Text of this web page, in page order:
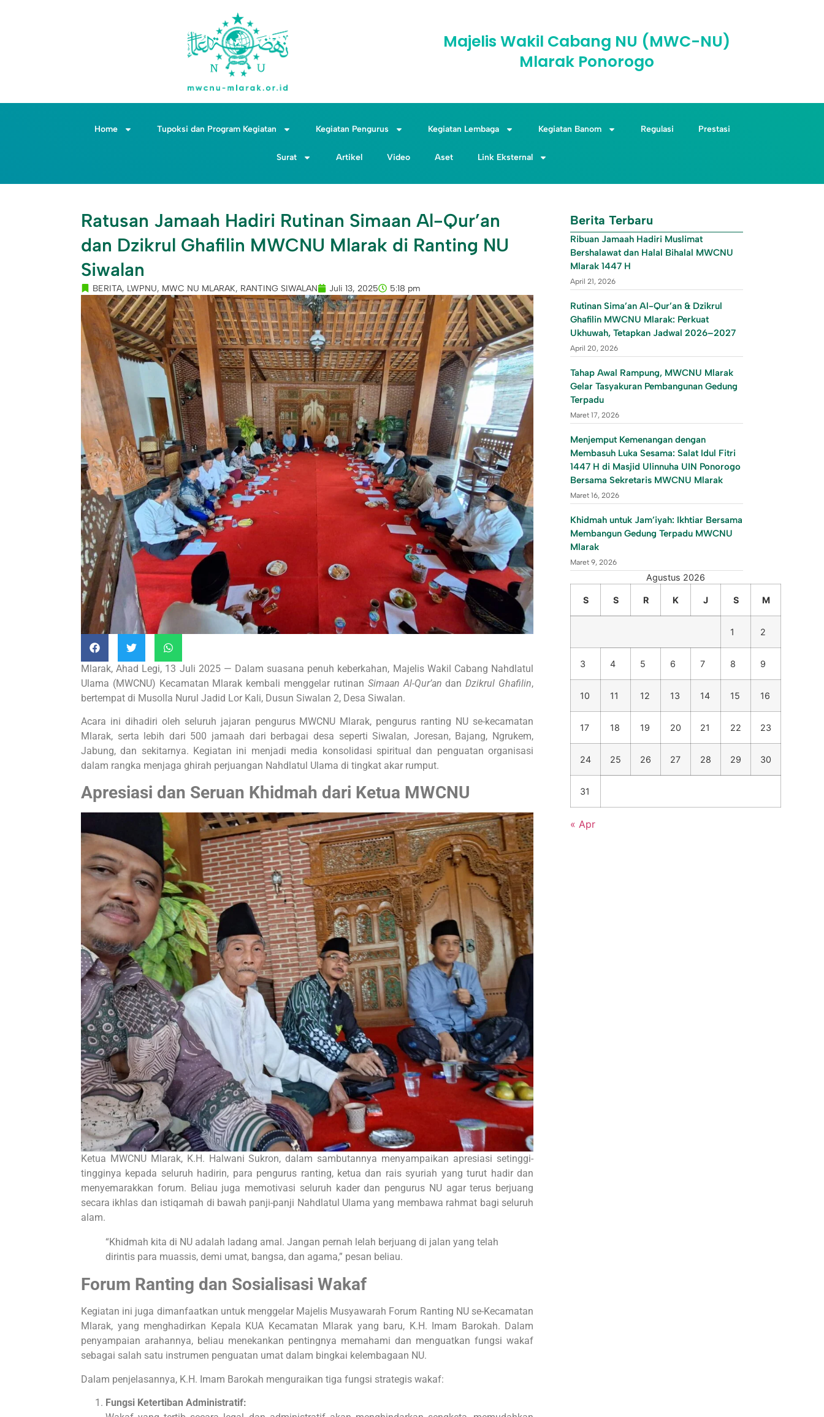
Majelis Wakil Cabang NU (MWC-NU)
Mlarak Ponorogo
Home Tupoksi dan Program Kegiatan Kegiatan Pengurus Kegiatan Lembaga Kegiatan Banom Regulasi Prestasi
Surat Artikel Video Aset Link Eksternal
Ratusan Jamaah Hadiri Rutinan Simaan Al-Qur’an
dan Dzikrul Ghafilin MWCNU Mlarak di Ranting NU
Siwalan
BERITA, LWPNU, MWC NU MLARAK, RANTING SIWALAN Juli 13, 2025 5:18 pm
Mlarak, Ahad Legi, 13 Juli 2025 — Dalam suasana penuh keberkahan, Majelis Wakil Cabang Nahdlatul
Ulama (MWCNU) Kecamatan Mlarak kembali menggelar rutinan Simaan Al-Qur’an danDzikrul Ghafilin,
bertempat di Musolla Nurul Jadid Lor Kali, Dusun Siwalan 2, Desa Siwalan.
Acara ini dihadiri oleh seluruh jajaran pengurus MWCNU Mlarak, pengurus ranting NU se-kecamatan
Mlarak, serta lebih dari 500 jamaah dari berbagai desa seperti Siwalan, Joresan, Bajang, Ngrukem,
Jabung, dan sekitarnya. Kegiatan ini menjadi media konsolidasi spiritual dan penguatan organisasi
dalam rangka menjaga ghirah perjuangan Nahdlatul Ulama di tingkat akar rumput.
Apresiasi dan Seruan Khidmah dari Ketua MWCNU
Ketua MWCNU Mlarak, K.H. Halwani Sukron, dalam sambutannya menyampaikan apresiasi setinggi-
tingginya kepada seluruh hadirin, para pengurus ranting, ketua dan rais syuriah yang turut hadir dan
menyemarakkan forum. Beliau juga memotivasi seluruh kader dan pengurus NU agar terus berjuang
secara ikhlas dan istiqamah di bawah panji-panji Nahdlatul Ulama yang membawa rahmat bagi seluruh
alam.
“Khidmah kita di NU adalah ladang amal. Jangan pernah lelah berjuang di jalan yang telah
dirintis para muassis, demi umat, bangsa, dan agama,” pesan beliau.
Forum Ranting dan Sosialisasi Wakaf
Kegiatan ini juga dimanfaatkan untuk menggelar Majelis Musyawarah Forum Ranting NU se-Kecamatan
Mlarak, yang menghadirkan Kepala KUA Kecamatan Mlarak yang baru, K.H. Imam Barokah. Dalam
penyampaian arahannya, beliau menekankan pentingnya memahami dan menguatkan fungsi wakaf
sebagai salah satu instrumen penguatan umat dalam bingkai kelembagaan NU.
Dalam penjelasannya, K.H. Imam Barokah menguraikan tiga fungsi strategis wakaf:
Fungsi Ketertiban Administratif:
Berita Terbaru
Ribuan Jamaah Hadiri Muslimat
Bershalawat dan Halal Bihalal MWCNU
Mlarak 1447 H
April 21, 2026
Rutinan Sima’an Al-Qur’an & Dzikrul
Ghafilin MWCNU Mlarak: Perkuat
Ukhuwah, Tetapkan Jadwal 2026–2027
April 20, 2026
Tahap Awal Rampung, MWCNU Mlarak
Gelar Tasyakuran Pembangunan Gedung
Terpadu
Maret 17, 2026
Menjemput Kemenangan dengan
Membasuh Luka Sesama: Salat Idul Fitri
1447 H di Masjid Ulinnuha UIN Ponorogo
Bersama Sekretaris MWCNU Mlarak
Maret 16, 2026
Khidmah untuk Jam’iyah: Ikhtiar Bersama
Membangun Gedung Terpadu MWCNU
Mlarak
Maret 9, 2026
Agustus 2026
S S R K J S M
1 2
3 4 5 6 7 8 9
10 11 12 13 14 15 16
17 18 19 20 21 22 23
24 25 26 27 28 29 30
31
« Apr